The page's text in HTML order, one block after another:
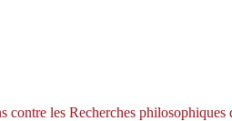
contre les Recherches philosophiques